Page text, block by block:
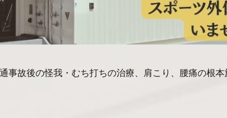
事故後の怪我・むち打ちの治療、肩こり、腰痛の根